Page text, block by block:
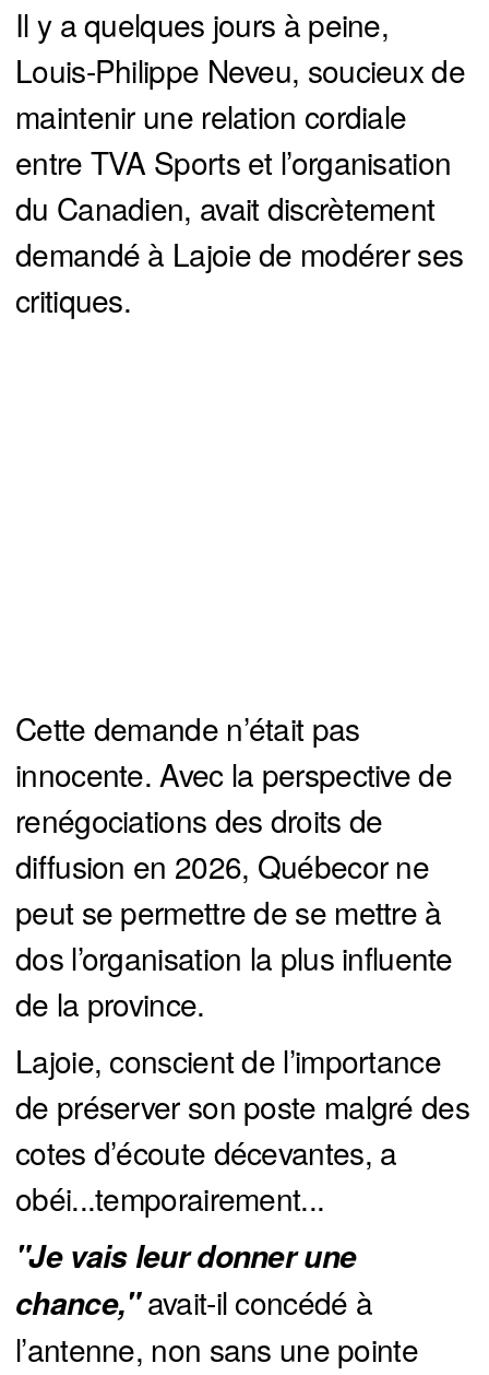
Il y a quelques jours à peine,
Louis-Philippe Neveu, soucieux de
maintenir une relation cordiale
entre TVA Sports et l’organisation
du Canadien, avait discrètement
demandé à Lajoie de modérer ses
critiques.
Cette demande n’était pas
innocente. Avec la perspective de
renégociations des droits de
diffusion en 2026, Québecor ne
peut se permettre de se mettre à
dos l’organisation la plus influente
de la province.
Lajoie, conscient de l’importance
de préserver son poste malgré des
cotes d’écoute décevantes, a
obéi...temporairement...
"Je vais leur donner une
chance,"avait-il concédé à
l’antenne, non sans une pointe